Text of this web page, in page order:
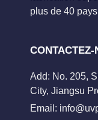
plus de 40
CONTACTEZ-
Add: No. 205,
City, Jiangsu
Email: